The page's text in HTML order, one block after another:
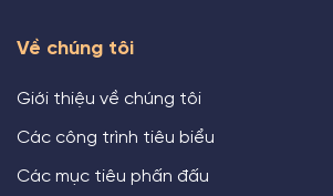
Về chúng tôi
Giới thiệu về chúng tôi
Các công trình tiêu biểu
Các mục tiêu phấn đấu